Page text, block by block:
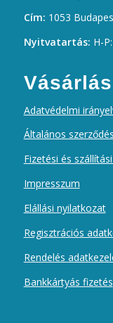
Cím: 1053
Nyitvatartás: H-
Adatvédelmi
Általános
Fizetési és
Impresszum
Elállási nyilatkozat
Regisztrációs
Rendelés
Bankkártyás fizetés